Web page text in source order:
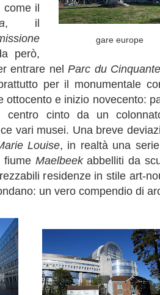
gare europe
il
, il
però,
entrare nelParc du
per il monumentale
ottocento e inizio novecento:
centro cinto da un
vari musei. Una breve
Louise, in realtà una
fiume Maelbeekabbelliti da
residenze in stile art-
un vero compendio di